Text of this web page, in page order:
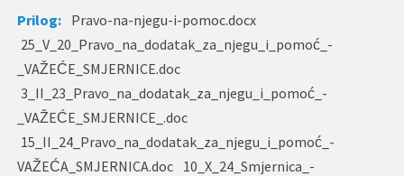
Prilog: Pravo-na-njegu-i-pomoc.docx
25_V_20_Pravo_na_dodatak_za_njegu_i_pomoć_-
_VAŽEĆE_SMJERNICE.doc
3_II_23_Pravo_na_dodatak_za_njegu_i_pomoć_-
_VAŽEĆE_SMJERNICE_.doc
15_II_24_Pravo_na_dodatak_za_njegu_i_pomoć_-
VAŽEĆA_SMJERNICA.doc 10_X_24_Smjernica_-